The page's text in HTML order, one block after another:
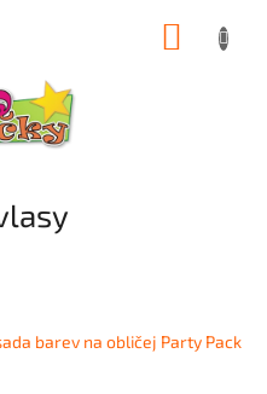
barev na obličej Party Pack